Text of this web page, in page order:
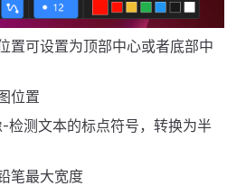
置可设置为顶部中心或者底部中
位置
-检测文本的标点符号，转换为半
笔最大宽度